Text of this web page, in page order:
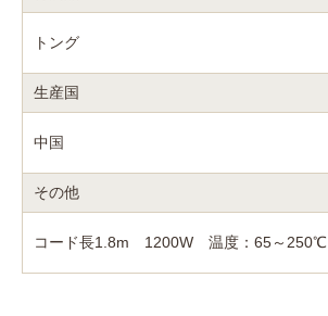
トング
生産国
中国
その他
コード長1.8m 1200W 温度：65～250℃